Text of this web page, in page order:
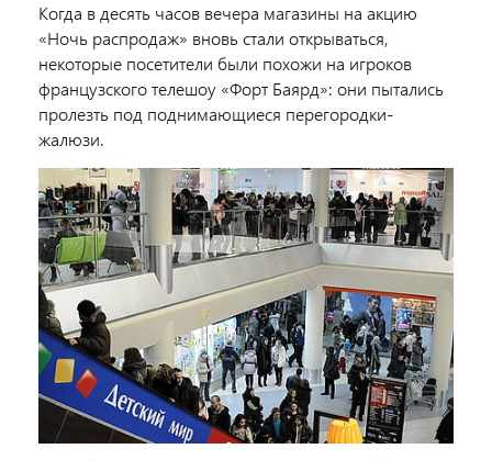
Когда в десять часов вечера магазины на акцию
«Ночь распродаж» вновь стали открываться,
некоторые посетители были похожи на игроков
французского телешоу «Форт Баярд»: они пытались
пролезть под поднимающиеся перегородки-
жалюзи.